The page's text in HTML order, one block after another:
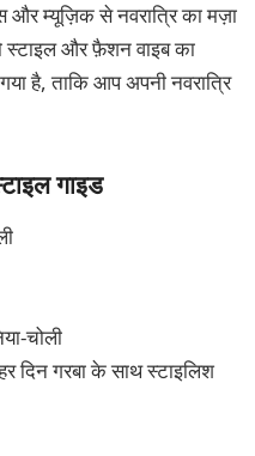
और म्यूज़िक से नवरात्रि का मज़ा
और फ़ैशन वाइब का
है, ताकि आप अपनी नवरात्रि
गाइड
चोली
दिन गरबा के साथ स्टाइलिश